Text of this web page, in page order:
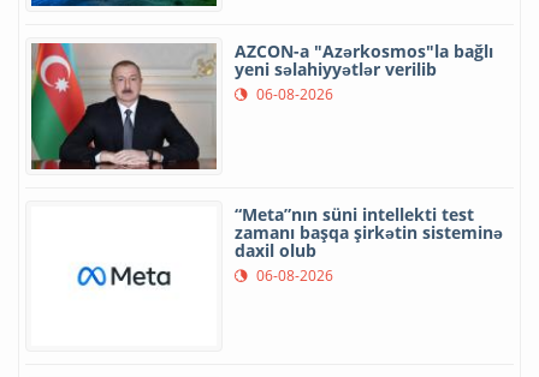
AZCON-a "Azərkosmos"la bağlı
yeni səlahiyyətlər verilib
06-08-2026
“Meta”nın süni intellekti test
zamanı başqa şirkətin sisteminə
daxil olub
06-08-2026